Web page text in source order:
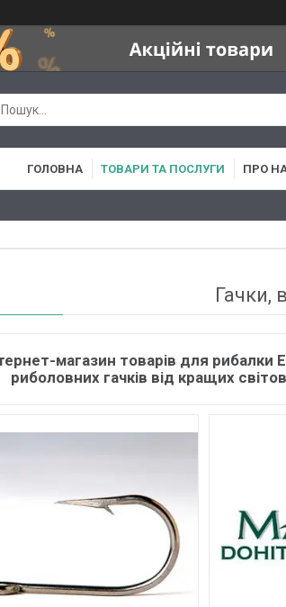
ГОЛОВНА ТОВАРИ ТА ПОСЛУГИ ПРО
Гачки,
магазин товарів для рибалки
риболовних гачків від кращих